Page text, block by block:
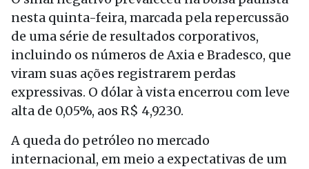
nesta quinta-feira, marcada pela repercussão
de uma série de resultados corporativos,
incluindo os números de Axia e Bradesco, que
viram suas ações registrarem perdas
expressivas. O dólar à vista encerrou com leve
alta de 0,05%, aos R$ 4,9230.
A queda do petróleo no mercado
internacional, em meio a expectativas de um